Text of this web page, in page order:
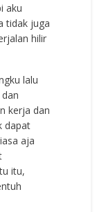
aku
tidak juga
hilir
lalu
kerja dan
dapat
aja
itu,